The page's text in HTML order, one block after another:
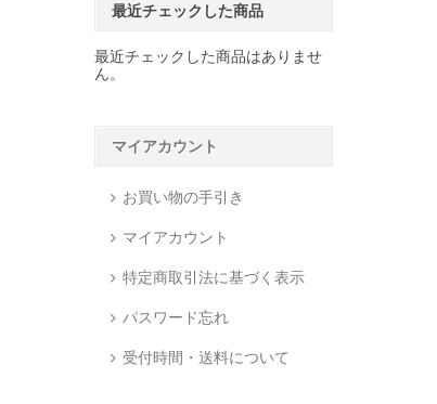
最近チェックした商品
最近チェックした商品はありませ
ん。
マイアカウント
お買い物の手引き
マイアカウント
特定商取引法に基づく表示
パスワード忘れ
受付時間・送料について